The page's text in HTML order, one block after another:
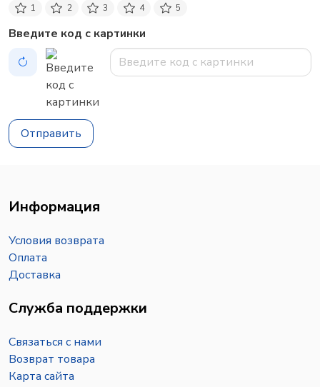
1 2 3 4 5
Введите код с картинки
Отправить
Информация
Условия возврата
Оплата
Доставка
Служба поддержки
Связаться с нами
Возврат товара
Карта сайта